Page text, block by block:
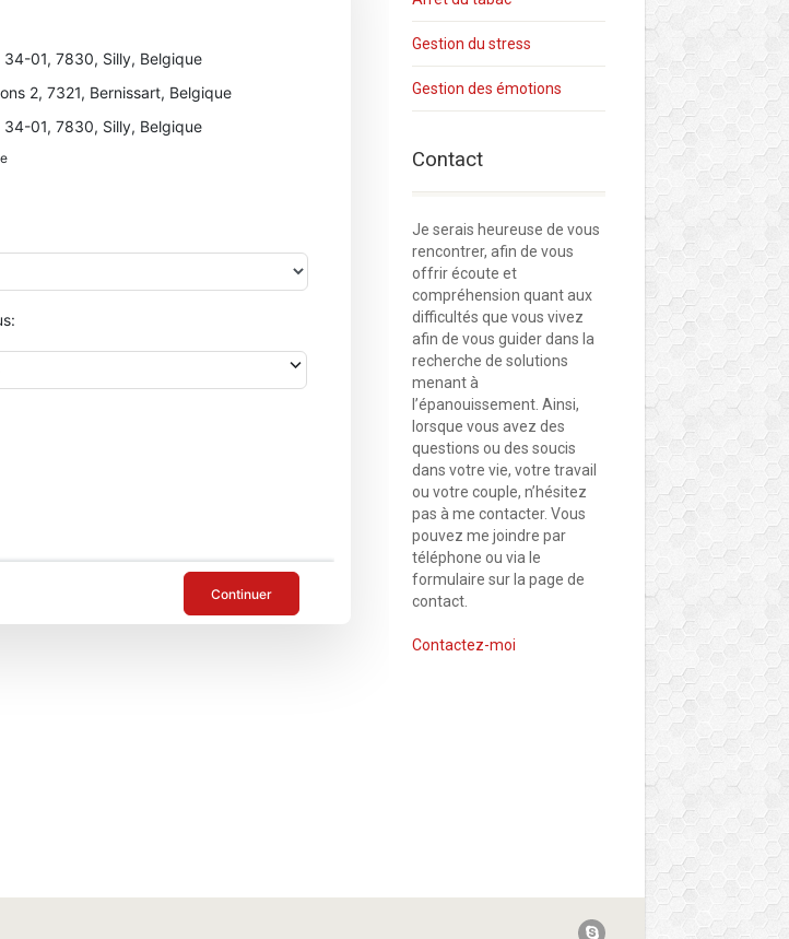
Gestion du stress
Gestion des émotions
Contact
Je serais heureuse de vous
rencontrer, afin de vous
offrir écoute et
compréhension quant aux
difficultés que vous vivez
afin de vous guider dans la
recherche de solutions
menant à
l’épanouissement. Ainsi,
lorsque vous avez des
questions ou des soucis
dans votre vie, votre travail
ou votre couple, n’hésitez
pas à me contacter. Vous
pouvez me joindre par
téléphone ou via le
formulaire sur la page de
contact.
Contactez-moi